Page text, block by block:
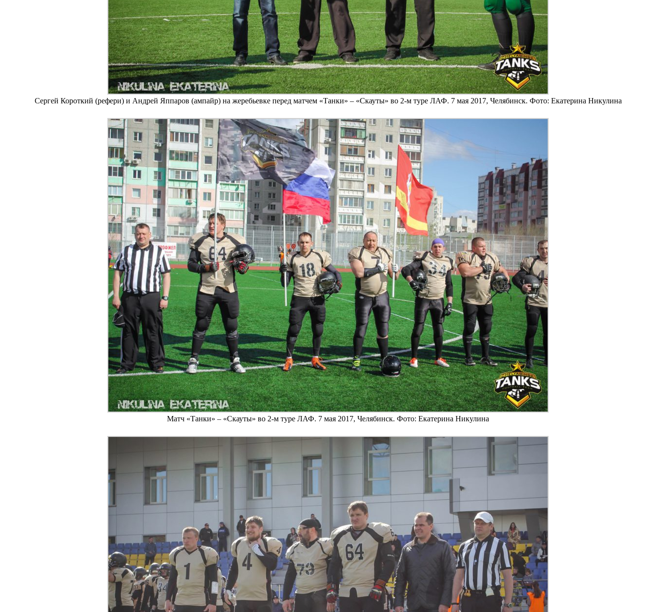
Сергей Короткий (рефери) и Андрей Яппаров (ампайр) на жеребьевке перед матчем «Танки» – «Скауты» во 2-м туре ЛАФ. 7 мая 2017, Челябинск. Фото: Екатерина Никулина
Матч «Танки» – «Скауты» во 2-м туре ЛАФ. 7 мая 2017, Челябинск. Фото: Екатерина Никулина